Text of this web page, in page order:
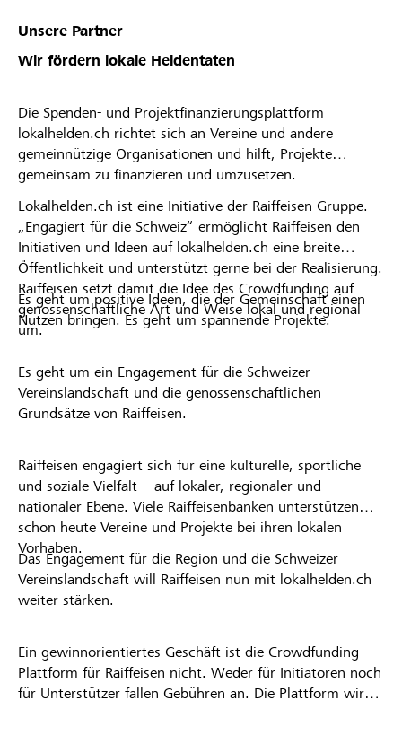
Unsere Partner
Wir fördern lokale Heldentaten
Die Spenden- und Projektfinanzierungsplattform
lokalhelden.ch richtet sich an Vereine und andere
gemeinnützige Organisationen und hilft, Projekte
gemeinsam zu finanzieren und umzusetzen.
Lokalhelden.ch ist eine Initiative der Raiffeisen Gruppe.
„Engagiert für die Schweiz“ ermöglicht Raiffeisen den
Initiativen und Ideen auf lokalhelden.ch eine breite
Öffentlichkeit und unterstützt gerne bei der Realisierung.
Raiffeisen setzt damit die Idee des Crowdfunding auf
genossenschaftliche Art und Weise lokal und regional
um.
Es geht um positive Ideen, die der Gemeinschaft einen
Nutzen bringen. Es geht um spannende Projekte.
Es geht um ein Engagement für die Schweizer
Vereinslandschaft und die genossenschaftlichen
Grundsätze von Raiffeisen.
Raiffeisen engagiert sich für eine kulturelle, sportliche
und soziale Vielfalt – auf lokaler, regionaler und
nationaler Ebene. Viele Raiffeisenbanken unterstützen
schon heute Vereine und Projekte bei ihren lokalen
Vorhaben.
Das Engagement für die Region und die Schweizer
Vereinslandschaft will Raiffeisen nun mit lokalhelden.ch
weiter stärken.
Ein gewinnorientiertes Geschäft ist die Crowdfunding-
Plattform für Raiffeisen nicht. Weder für Initiatoren noch
für Unterstützer fallen Gebühren an. Die Plattform wird